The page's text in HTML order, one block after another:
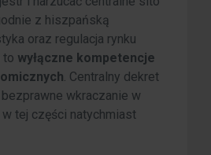
z hiszpańską
oraz regulacja rynku
to wyłączne kompetencje
. Centralny dekret
wkraczanie w
tej części natychmiast